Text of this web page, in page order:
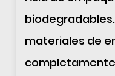
abarca I+D,
película,
bolsas, se